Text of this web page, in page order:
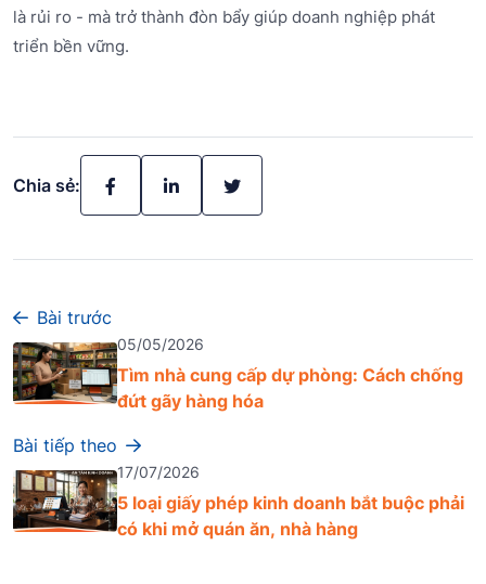
là rủi ro - mà trở thành đòn bẩy giúp doanh nghiệp phát
triển bền vững.
Chia sẻ:
Bài trước
05/05/2026
Tìm nhà cung cấp dự phòng: Cách chống
đứt gãy hàng hóa
Bài tiếp theo
17/07/2026
5 loại giấy phép kinh doanh bắt buộc phải
có khi mở quán ăn, nhà hàng